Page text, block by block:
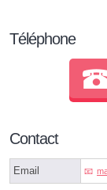
Téléphone
Contact
Email